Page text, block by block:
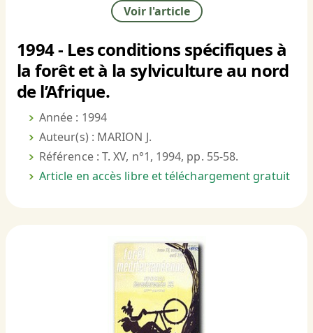
Voir l'article
1994 - Les conditions spécifiques à
la forêt et à la sylviculture au nord
de l’Afrique.
Année : 1994
Auteur(s) : MARION J.
Référence : T. XV, n°1, 1994, pp. 55-58.
Article en accès libre et téléchargement gratuit